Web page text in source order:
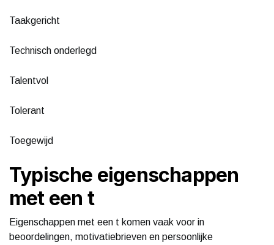
Taakgericht
Technisch onderlegd
Talentvol
Tolerant
Toegewijd
Typische eigenschappen
met een t
Eigenschappen met een t komen vaak voor in
beoordelingen, motivatiebrieven en persoonlijke